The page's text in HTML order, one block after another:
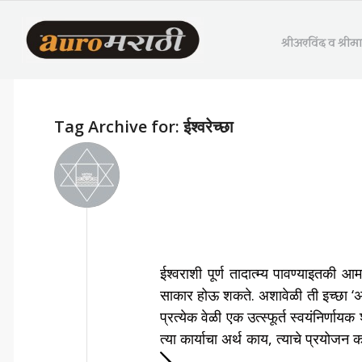
श्रीअरविंद व
Tag Archive for:ईश्वरेच्छा
ईश्वराशी पूर्ण तादात्म्य पावण्याइतकी
साकार होऊ शकते. अशावेळी ती इच्छा
प्रत्येक वेळी एक उत्स्फूर्त
त्या कार्याचा अर्थ काय, त्याचे प्रयोजन